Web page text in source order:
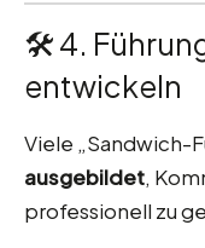
🛠 4.
entwickeln
Viele „Sandwich-
ausgebildet,
professionell zu